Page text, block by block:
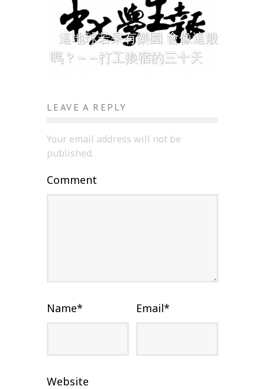
這地球若果有樂園 會像這般
嗎？——打工換宿的三十天
LEAVE A REPLY
Your email address will not be
published.
Comment
Name* Email*
Website